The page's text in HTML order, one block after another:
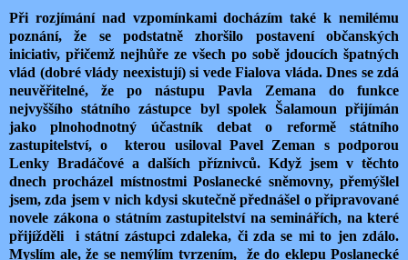
Při rozjímání nad vzpomínkami docházím také k nemilému
poznání, že se podstatně zhoršilo postavení občanských
iniciativ, přičemž nejhůře ze všech po sobě jdoucích špatných
vlád (dobré vlády neexistují) si vede Fialova vláda. Dnes se zdá
neuvěřitelné, že po nástupu Pavla Zemana do funkce
nejvyššího státního zástupce byl spolek Šalamoun přijímán
jako plnohodnotný účastník debat o reformě státního
zastupitelství, o kterou usiloval Pavel Zeman s podporou
Lenky Bradáčové a dalších příznivců. Když jsem v těchto
dnech procházel místnostmi Poslanecké sněmovny, přemýšlel
jsem, zda jsem v nich kdysi skutečně přednášel o připravované
novele zákona o státním zastupitelství na seminářích, na které
přijížděli i státní zástupci zdaleka, či zda se mi to jen zdálo.
Myslím ale, že se nemýlím tvrzením, že do eklepu Poslanecké